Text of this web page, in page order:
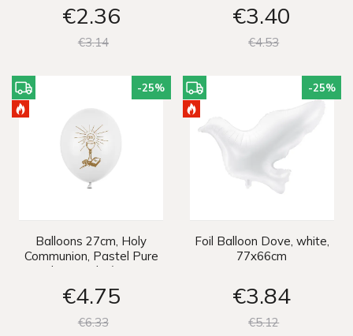
€2 36
€314
€3 40
€453
-25%
Balloons 27cm, Holy
Communion, Pastel Pure
White (1 pkt / 6 pc.)
€4 75
€633
-25%
Foil Balloon Dove, white,
77x66cm
€3 84
€512